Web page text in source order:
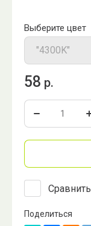
Выберите цвет
58 р.
Сравнить
Поделиться